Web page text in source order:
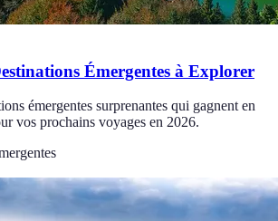
Émergentes à Explorer
émergentes surprenantes qui gagnent en
vos prochains voyages en 2026.